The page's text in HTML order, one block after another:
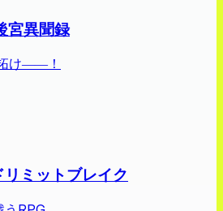
宮異聞録
け――！
ミットブレイク